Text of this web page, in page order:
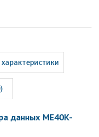
данных ME40K-